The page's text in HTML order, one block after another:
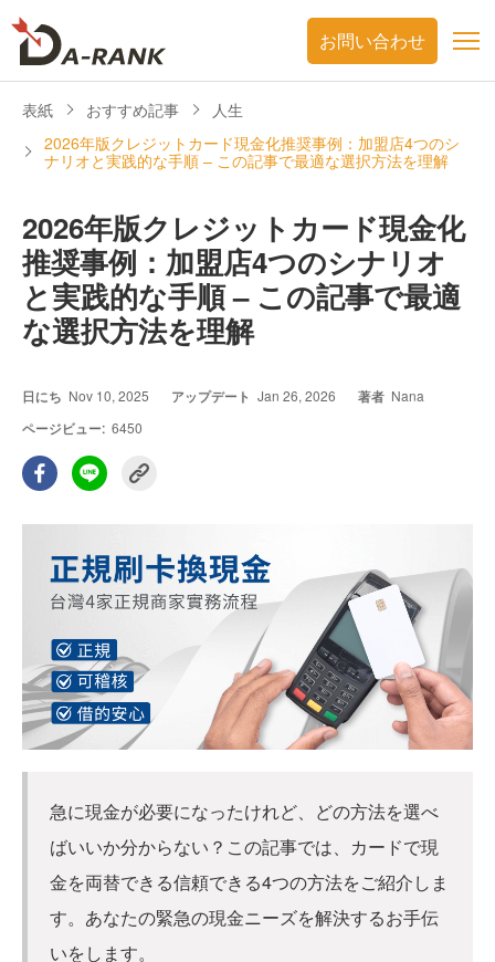
お問い合わせ
表紙 おすすめ記事
人生
2026年版クレジットカード現金化推奨事例：加盟店4つのシ
ナリオと実践的な手順 – この記事で最適な選択方法を理解
2026年版クレジットカード現金化
推奨事例：加盟店4つのシナリオ
と実践的な手順 – この記事で最適
な選択方法を理解
日にち Nov 10, 2025 アップデート Jan 26, 2026 著者 Nana
ページビュー: 6450
急に現金が必要になったけれど、どの方法を選べ
ばいいか分からない？この記事では、カードで現
金を両替できる信頼できる4つの方法をご紹介しま
す。あなたの緊急の現金ニーズを解決するお手伝
いをします。